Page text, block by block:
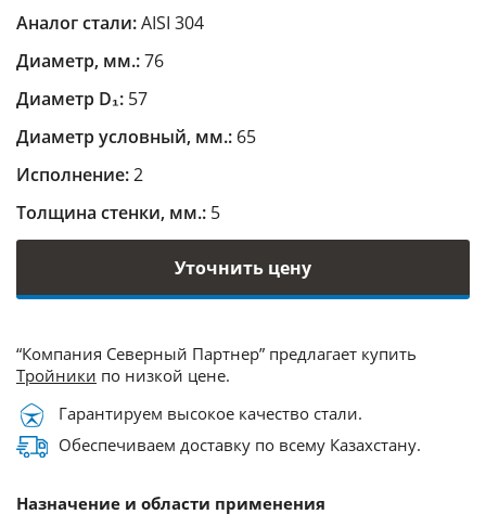
Аналог стали:AISI 304
Диаметр, мм.:76
Диаметр D₁: 57
Диаметр условный, мм.: 65
Исполнение:2
Толщина стенки, мм.: 5
Уточнить цену
“Компания Северный Партнер” предлагает купить
Тройники по низкой цене.
Гарантируем высокое качество стали.
Обеспечиваем доставку по всему Казахстану.
Назначение и области применения